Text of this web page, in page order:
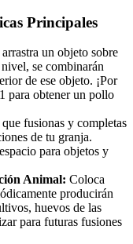
Principales
un objeto sobre
se combinarán
de ese objeto. ¡Por
para obtener un pollo
fusionas y completas
de tu granja.
para objetos y
Animal: Coloca
producirán
huevos de las
para futuras fusiones